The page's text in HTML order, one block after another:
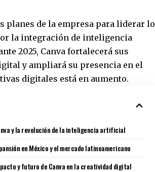
planes de la empresa para liderar lo
la integración de inteligencia
2025, Canva fortalecerá sus
y ampliará su presencia en el
digitales está en aumento.
y la revolución de la inteligencia artificial
en México y el mercado latinoamericano
y futuro de Canva en la creatividad digital